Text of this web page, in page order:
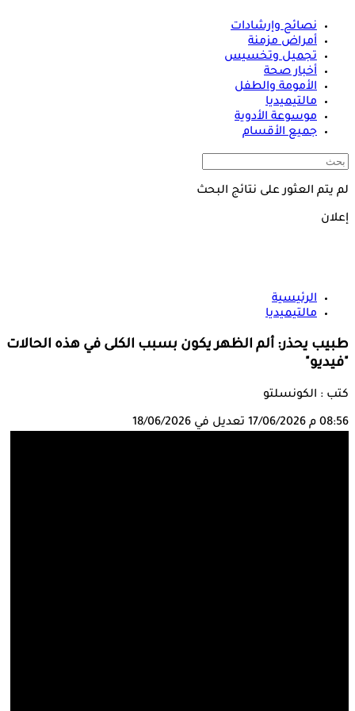
نصائح وإرشادات
أمراض مزمنة
تجميل وتخسيس
أخبار صحة
الأمومة والطفل
مالتيميديا
موسوعة الأدوية
جميع الأقسام
لم يتم العثور على نتائج البحث
إعلان
الرئيسية
مالتيميديا
طبيب يحذر: ألم الظهر يكون بسبب الكلى في هذه الحالات
"فيديو"
كتب : الكونسلتو
08:56 م 17/06/2026 تعديل في 18/06/2026